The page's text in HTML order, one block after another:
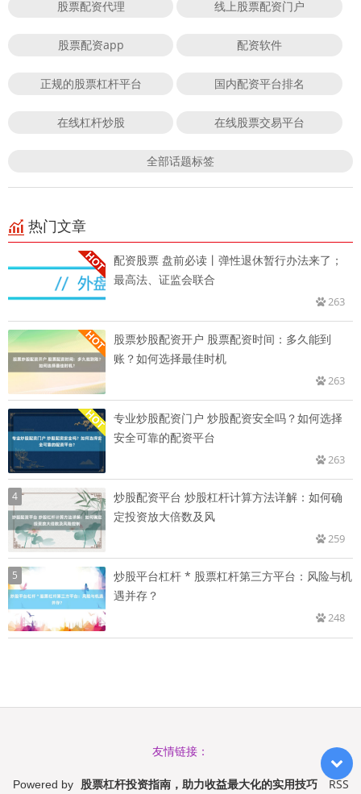
股票配资代理 线上股票配资门户
股票配资app 配资软件
正规的股票杠杆平台 国内配资平台排名
在线杠杆炒股 在线股票交易平台
全部话题标签
热门文章
配资股票 盘前必读丨弹性退休暂行办法来了；
最高法、证监会联合
263
股票炒股配资开户 股票配资时间：多久能到
账？如何选择最佳时机
263
专业炒股配资门户 炒股配资安全吗？如何选择
安全可靠的配资平台
263
4
炒股配资平台 炒股杠杆计算方法详解：如何确
定投资放大倍数及风
259
5
炒股平台杠杆 * 股票杠杆第三方平台：风险与机
遇并存？
248
友情链接：
Powered by 股票杠杆投资指南，助力收益最大化的实用技巧 RSS